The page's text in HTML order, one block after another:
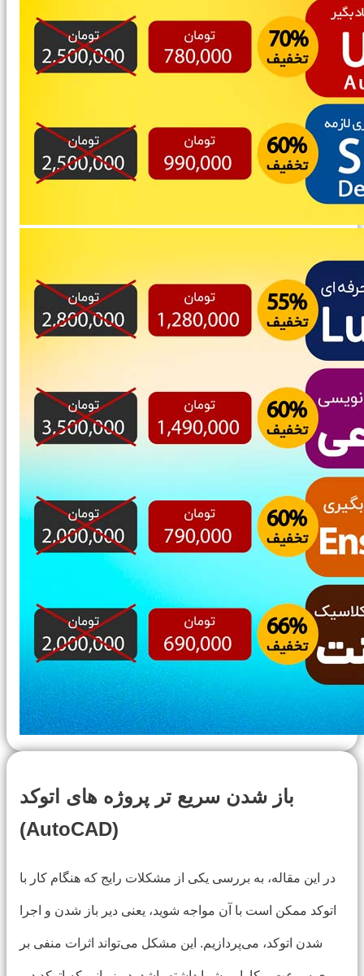
باز شدن سریع تر پروژه های اتوکد
(AutoCAD)
در این مقاله، به بررسی یکی از مشکلات رایج که هنگام کار با
اتوکد ممکن است با آن مواجه شوید، یعنی دیر باز شدن و اجرا
شدن اتوکد، می‌پردازیم. این مشکل می‌تواند اثرات منفی بر